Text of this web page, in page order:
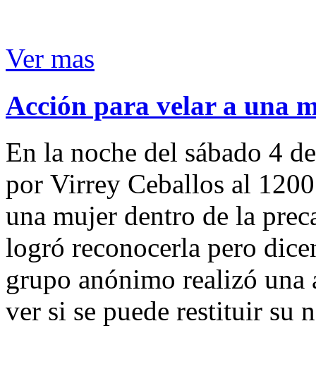
Ver mas
Acción para velar a una
En la noche del sábado 4
por Virrey Ceballos al
una mujer dentro de la
logró reconocerla pero
grupo anónimo realizó
ver si se puede restituir su